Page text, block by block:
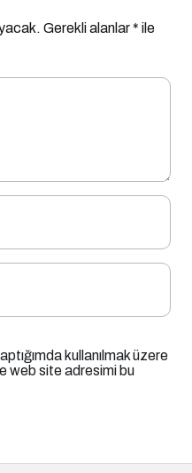
Gerekli alanlar* ile
kullanılmak üzere
web site adresimi bu